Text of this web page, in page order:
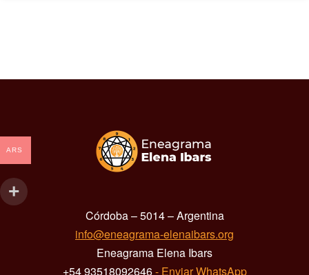
Córdoba – 5014 – Argentina
info@eneagrama-elenaibars.org
Eneagrama Elena Ibars
+54 93518092646- Enviar WhatsApp
ARS